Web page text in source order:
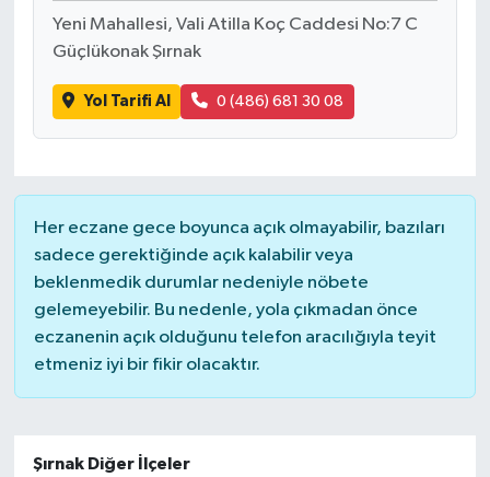
Yeni Mahallesi, Vali Atilla Koç Caddesi No:7 C
Güçlükonak Şırnak
Yol Tarifi Al 0 (486) 681 30 08
Her eczane gece boyunca açık olmayabilir, bazıları
sadece gerektiğinde açık kalabilir veya
beklenmedik durumlar nedeniyle nöbete
gelemeyebilir. Bu nedenle, yola çıkmadan önce
eczanenin açık olduğunu telefon aracılığıyla teyit
etmeniz iyi bir fikir olacaktır.
Şırnak Diğer İlçeler